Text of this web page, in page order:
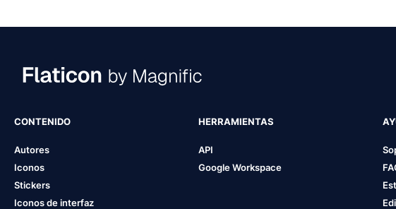
CONTENIDO
Autores
Iconos
Stickers
Iconos de interfaz
HERRAMIENTAS
API
Google Workspace